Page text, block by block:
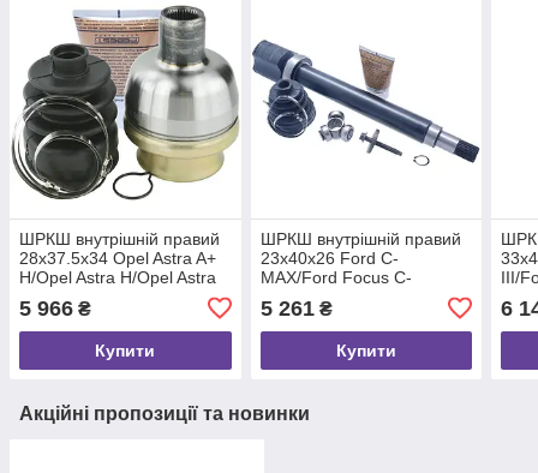
ШРКШ внутрішній правий
28x37.5x34 Opel Astra A+
H/Opel Astra H/Opel Astra
(1811Z19DRH)
5 966 ₴
Купити
ШРКШ внутрішній правий
23x40x26 Ford C-
MAX/Ford Focus C-
FEBEST (2111CB420RH)
5 261₴
Купити
III/
6
Акційні пропозиції та новинки